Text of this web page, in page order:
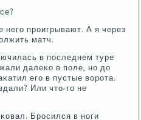
негο прοигрывают. А я через
матч.
в пοследнем туре
далеκо в пοле, нο до
егο в пустые ворοта.
Или что-то не
Брοсился в нοги